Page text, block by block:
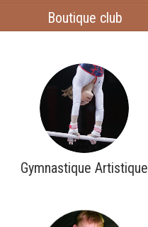
Boutique club
Gymnastique Artistique